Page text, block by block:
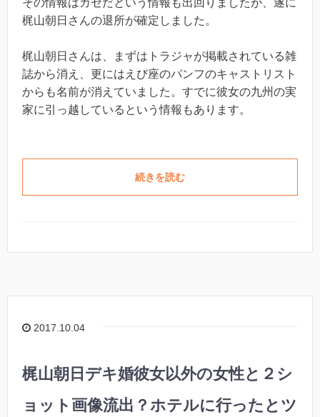
梶山朝日さんの退所が確定しました。
梶山朝日さんは、まずはトラジャが掲載されている雑
誌から消え、更にはえび座のパンフのキャストリスト
からも名前が消えていました。すでに彼女の九州の実
家に引っ越しているという情報もあります。
続きを読む
2017.10.04
梶山朝日デキ婚彼女以外の女性と２シ
ョット画像流出？ホテルに行ったとツ